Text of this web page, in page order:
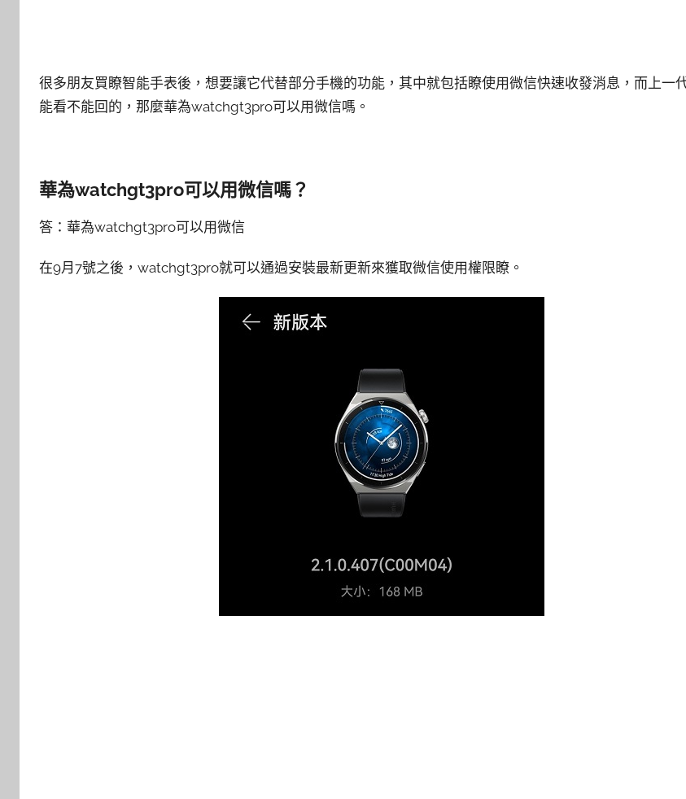
很多朋友買瞭智能手表後，想要讓它代替部分手機的功能，其中就包括瞭使用微信快速收發消息，而上一
能看不能回的，那麼華為watchgt3pro可以用微信嗎。
華為watchgt3pro可以用微信嗎？
答：華為watchgt3pro可以用微信
在9月7號之後，watchgt3pro就可以通過安裝最新更新來獲取微信使用權限瞭。